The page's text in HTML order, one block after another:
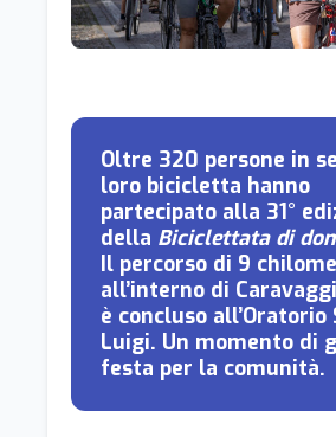
Oltre 320 persone in
loro bicicletta hanno
partecipato alla 31°
della Biciclettata di
Il percorso di 9
all’interno di
è concluso all’Oratorio
Luigi. Un momento di
festa per la comunità.